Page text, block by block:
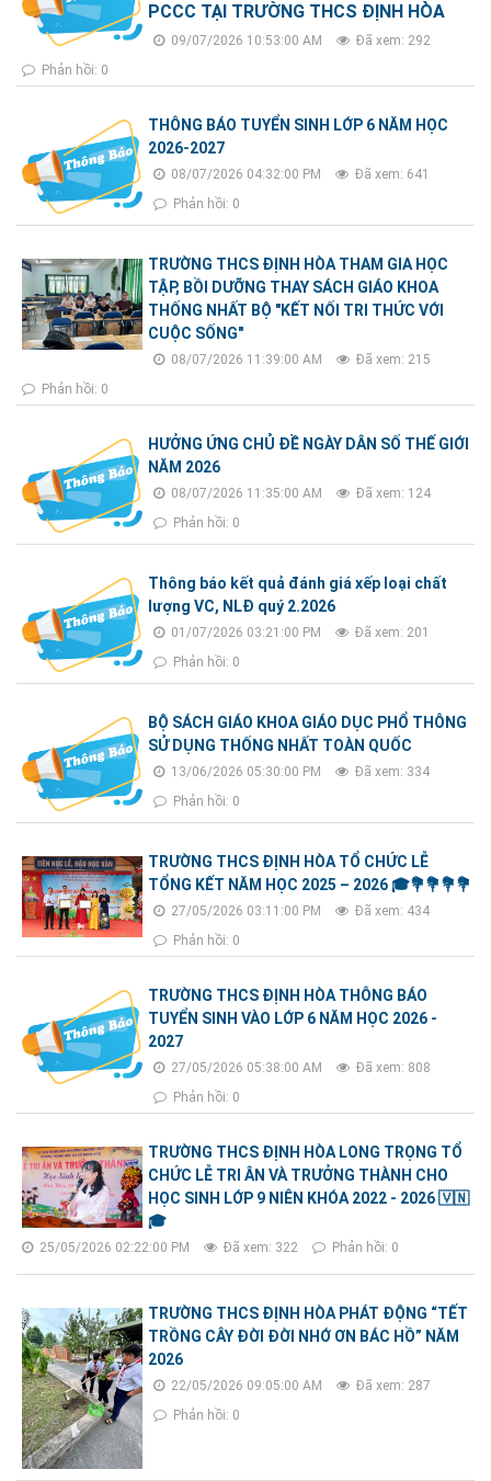
PCCC TẠI TRƯỜNG THCS ĐỊNH HÒA
09/07/2026 10:53:00 AM
Đã xem: 292
Phản hồi: 0
THÔNG BÁO TUYỂN SINH LỚP 6 NĂM HỌC
2026-2027
08/07/2026 04:32:00 PM
Đã xem: 641
Phản hồi: 0
TRƯỜNG THCS ĐỊNH HÒA THAM GIA HỌC
TẬP, BỒI DƯỠNG THAY SÁCH GIÁO KHOA
THỐNG NHẤT BỘ "KẾT NỐI TRI THỨC VỚI
CUỘC SỐNG"
08/07/2026 11:39:00 AM
Đã xem: 215
Phản hồi: 0
HƯỞNG ỨNG CHỦ ĐỀ NGÀY DÂN SỐ THẾ GIỚI
NĂM 2026
08/07/2026 11:35:00 AM
Đã xem: 124
Phản hồi: 0
Thông báo kết quả đánh giá xếp loại chất
lượng VC, NLĐ quý 2.2026
01/07/2026 03:21:00 PM
Đã xem: 201
Phản hồi: 0
BỘ SÁCH GIÁO KHOA GIÁO DỤC PHỔ THÔNG
SỬ DỤNG THỐNG NHẤT TOÀN QUỐC
13/06/2026 05:30:00 PM
Đã xem: 334
Phản hồi: 0
TRƯỜNG THCS ĐỊNH HÒA TỔ CHỨC LỄ
TỔNG KẾT NĂM HỌC 2025 – 2026 🎓💐💐💐💐
27/05/2026 03:11:00 PM
Đã xem: 434
Phản hồi: 0
TRƯỜNG THCS ĐỊNH HÒA THÔNG BÁO
TUYỂN SINH VÀO LỚP 6 NĂM HỌC 2026 -
2027
27/05/2026 05:38:00 AM
Đã xem: 808
Phản hồi: 0
TRƯỜNG THCS ĐỊNH HÒA LONG TRỌNG TỔ
CHỨC LỄ TRI ÂN VÀ TRƯỞNG THÀNH CHO
HỌC SINH LỚP 9 NIÊN KHÓA 2022 - 2026 🇻🇳
🎓
25/05/2026 02:22:00 PM Đã xem: 322 Phản hồi: 0
TRƯỜNG THCS ĐỊNH HÒA PHÁT ĐỘNG “TẾT
TRỒNG CÂY ĐỜI ĐỜI NHỚ ƠN BÁC HỒ” NĂM
2026
22/05/2026 09:05:00 AM
Đã xem: 287
Phản hồi: 0